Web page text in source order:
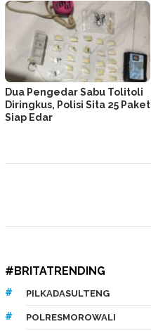
Dua Pengedar Sabu Tolitoli
Diringkus, Polisi Sita 25 Paket
Siap Edar
#BRITATRENDING
PILKADASULTENG
POLRESMOROWALI